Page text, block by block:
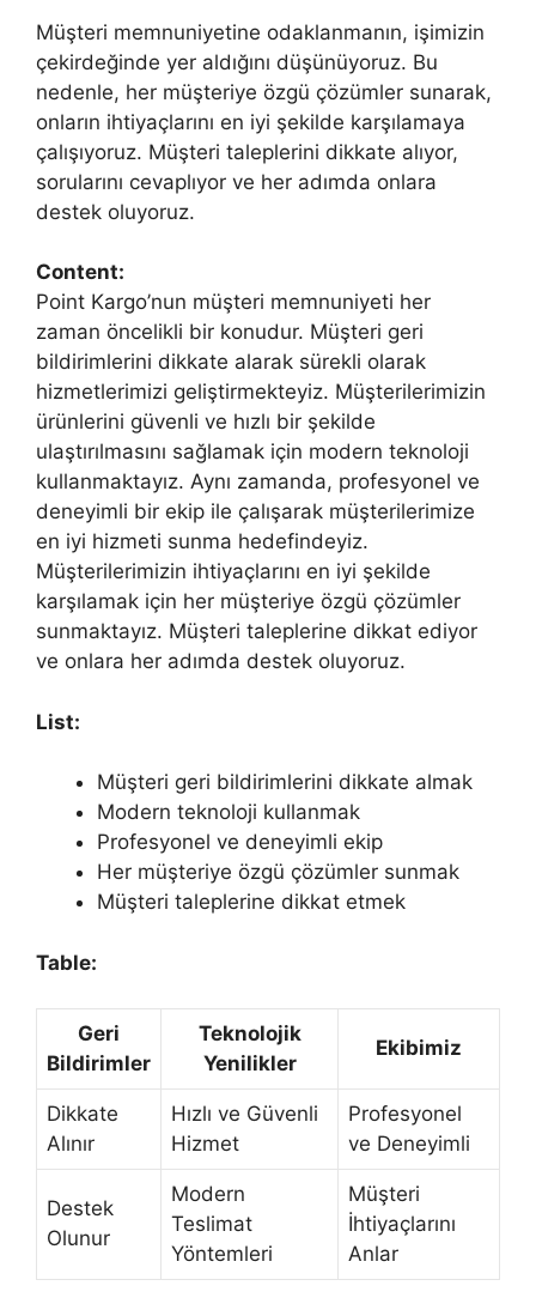
Müşteri memnuniyetine odaklanmanın, işimizin
çekirdeğinde yer aldığını düşünüyoruz. Bu
nedenle, her müşteriye özgü çözümler sunarak,
onların ihtiyaçlarını en iyi şekilde karşılamaya
çalışıyoruz. Müşteri taleplerini dikkate alıyor,
sorularını cevaplıyor ve her adımda onlara
destek oluyoruz.
Content:
Point Kargo’nun müşteri memnuniyeti her
zaman öncelikli bir konudur. Müşteri geri
bildirimlerini dikkate alarak sürekli olarak
hizmetlerimizi geliştirmekteyiz. Müşterilerimizin
ürünlerini güvenli ve hızlı bir şekilde
ulaştırılmasını sağlamak için modern teknoloji
kullanmaktayız. Aynı zamanda, profesyonel ve
deneyimli bir ekip ile çalışarak müşterilerimize
en iyi hizmeti sunma hedefindeyiz.
Müşterilerimizin ihtiyaçlarını en iyi şekilde
karşılamak için her müşteriye özgü çözümler
sunmaktayız. Müşteri taleplerine dikkat ediyor
ve onlara her adımda destek oluyoruz.
List:
Müşteri geri bildirimlerini dikkate almak
Modern teknoloji kullanmak
Profesyonel ve deneyimli ekip
Her müşteriye özgü çözümler sunmak
Müşteri taleplerine dikkat etmek
Table:
Geri
Bildirimler
Teknolojik
Yenilikler
Ekibimiz
Dikkate
Alınır
Hızlı ve Güvenli
Hizmet
Profesyonel
ve Deneyimli
Destek
Olunur
Modern
Teslimat
Yöntemleri
Müşteri
İhtiyaçlarını
Anlar